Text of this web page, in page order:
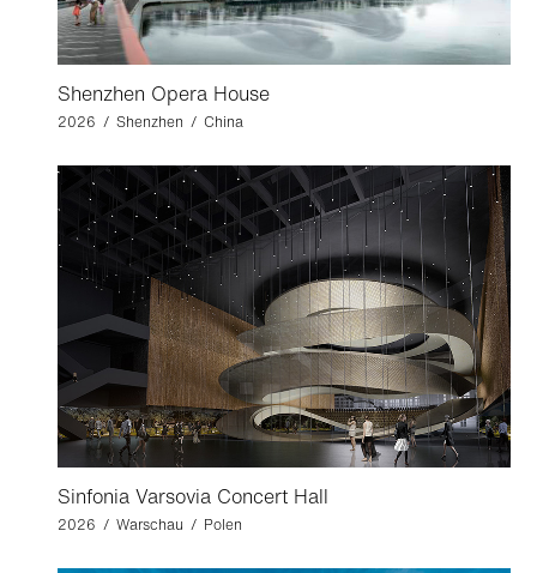
Shenzhen Opera House
2026 / Shenzhen / China
Sinfonia Varsovia Concert Hall
2026 / Warschau / Polen